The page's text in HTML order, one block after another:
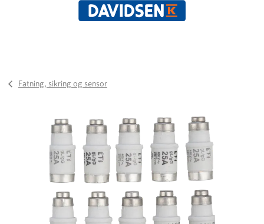
Fatning, sikring og sensor